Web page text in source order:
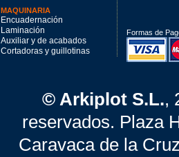
MAQUINARIA
Encuadernación
Laminación
Auxiliar y de acabados
Cortadoras y guillotinas
Formas de
© Arkiplot S.L.,
reservados. Plaza
Caravaca de la